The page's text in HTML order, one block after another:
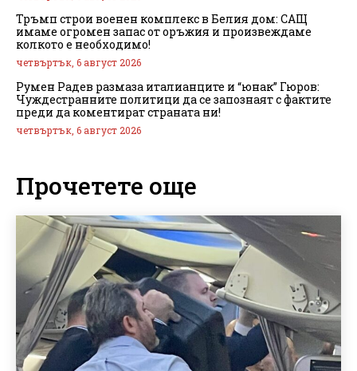
Тръмп строи военен комплекс в Белия дом: САЩ
имаме огромен запас от оръжия и произвеждаме
колкото е необходимо!
четвъртък, 6 август 2026
Румен Радев размаза италианците и “юнак” Гюров:
Чуждестранните политици да се запознаят с фактите
преди да коментират страната ни!
четвъртък, 6 август 2026
Прочетете още